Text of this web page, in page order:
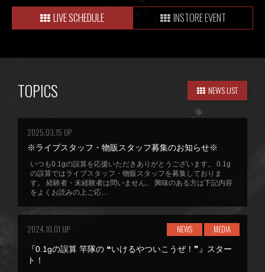
LIVE SCHEDULE INSTORE EVENT
TOPICS NEWS LIST
2025.03.15 UP
※ライブスタッフ・物販スタッフ募集のお知らせ※
いつも0.1gの誤算を応援いただきありがとうございます。 0.1g
の誤算ではライブスタッフ・物販スタッフを募集しておりま
す。 経験者・未経験者は問いません。 興味のある方は下記内容
をよくお読みの上ご応...
2024.10.01 UP NEWS MEDIA
『0.1gの誤算 竿隊の ❝いけるやついこうぜ！❞』スター
ト！